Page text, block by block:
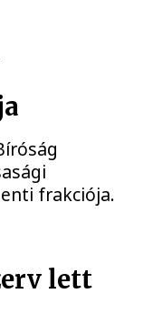
frakciója.
lett